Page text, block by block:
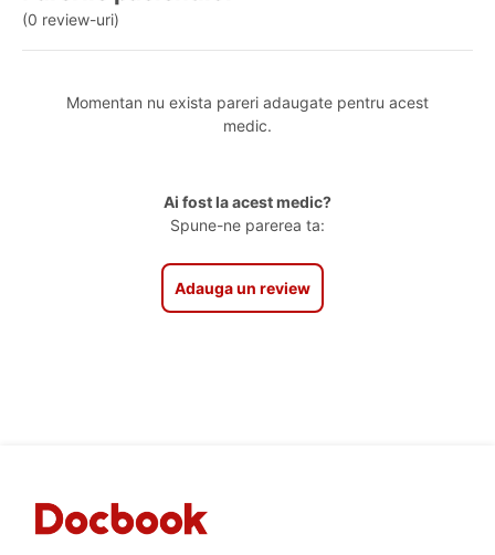
(0 review-uri)
Momentan nu exista pareri adaugate pentru acest
medic.
Ai fost la acest medic?
Spune-ne parerea ta:
Adauga un review